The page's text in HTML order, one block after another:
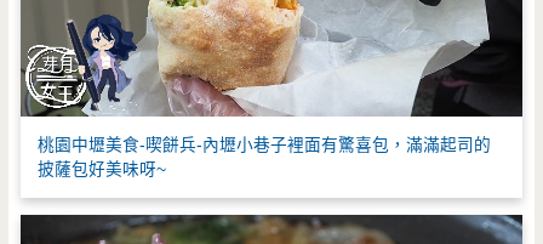
桃園中壢美食-喫餅兵-內壢小巷子裡面有驚喜包，滿滿起司的
披薩包好美味呀~